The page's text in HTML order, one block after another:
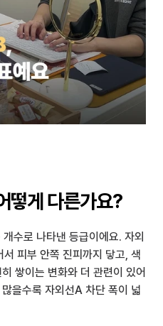
떻게 다른가요?
수로 나타낸 등급이에요. 자외
피부 안쪽 진피까지 닿고, 색
쌓이는 변화와 더 관련이 있어
을수록 자외선A 차단 폭이 넓